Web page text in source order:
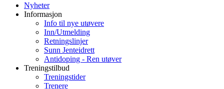
Nyheter
Informasjon
Info til nye utøvere
Inn/Utmelding
Retningslinjer
Sunn Jenteidrett
Antidoping - Ren utøver
Treningstilbud
Treningstider
Trenere